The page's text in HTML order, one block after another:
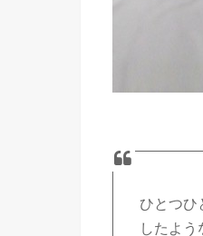
ひとつひ
したよ